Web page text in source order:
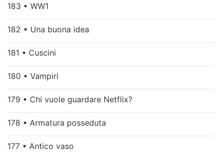
183 • WW1
182 • Una buona idea
181 • Cuscini
180 • Vampiri
179 • Chi vuole guardare Netflix?
178 • Armatura posseduta
177 • Antico vaso